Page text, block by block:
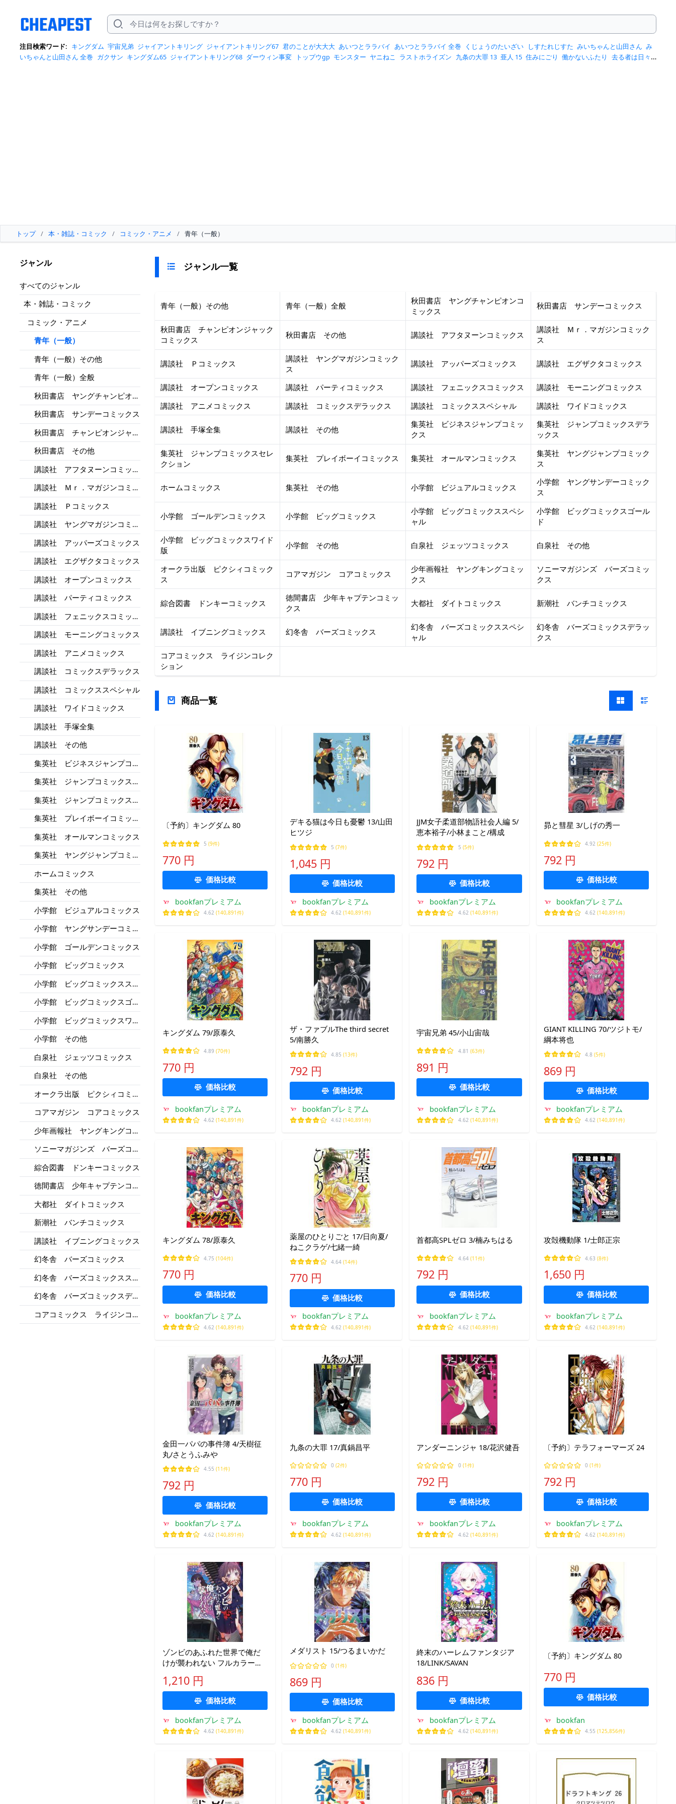
注目検索ワード: キングダム 宇宙兄弟 ジャイアントキリング ジャイアントキリング67 君のことが大大大 あいつとララバイ あいつとララバイ 全巻 くじょうのたいざい しすたれじすた みいちゃんと山田さん み
いちゃんと山田さん 全巻 ガクサン キングダム65 ジャイアントキリング68 ダーウィン事変 トップウgp モンスター ヤニねこ ラストホライズン 九条の大罪 13 亜人 15 住みにごり 働かないふたり
去る者は日々
トップ / 本・雑誌・コミック / コミック・アニメ / 青年（一般）
ジャンル
すべてのジャンル
本・雑誌・コミック
コミック・アニメ
青年（一般）
青年（一般）その他
青年（一般）全般
秋田書店 ヤングチャンピオン
コミックス
秋田書店 サンデーコミックス
秋田書店 チャンピオンジャッ
クコミックス
秋田書店 その他
講談社 アフタヌーンコミック
ス
講談社 Ｍｒ．マガジンコミッ
クス
講談社 Ｐコミックス
講談社 ヤングマガジンコミッ
クス
講談社 アッパーズコミックス
講談社 エグザクタコミックス
講談社 オープンコミックス
講談社 パーティコミックス
講談社 フェニックスコミック
ス
講談社 モーニングコミックス
講談社 アニメコミックス
講談社 コミックスデラックス
講談社 コミックススペシャル
講談社 ワイドコミックス
講談社 手塚全集
講談社 その他
集英社 ビジネスジャンプコミ
ックス
集英社 ジャンプコミックスデ
ラックス
集英社 ジャンプコミックスセ
レクション
集英社 プレイボーイコミック
ス
集英社 オールマンコミックス
集英社 ヤングジャンプコミッ
クス
ホームコミックス
集英社 その他
小学館 ビジュアルコミックス
小学館 ヤングサンデーコミッ
クス
小学館 ゴールデンコミックス
小学館 ビッグコミックス
小学館 ビッグコミックススペ
シャル
小学館 ビッグコミックスゴー
ルド
小学館 ビッグコミックスワイ
ド版
小学館 その他
白泉社 ジェッツコミックス
白泉社 その他
オークラ出版 ピクシィコミッ
クス
コアマガジン コアコミックス
少年画報社 ヤングキングコミ
ックス
ソニーマガジンズ バーズコミ
ックス
綜合図書 ドンキーコミックス
徳間書店 少年キャプテンコミ
ックス
大都社 ダイトコミックス
新潮社 バンチコミックス
講談社 イブニングコミックス
幻冬舎 バーズコミックス
幻冬舎 バーズコミックススペ
シャル
幻冬舎 バーズコミックスデラ
ックス
コアコミックス ライジンコレ
クション
ジャンル一覧
青年（一般）その他 青年（一般）全般
秋田書店 ヤングチャンピオンコ
ミックス
秋田書店 サンデーコミックス
秋田書店 チャンピオンジャック
コミックス
秋田書店 その他 講談社 アフタヌーンコミックス
講談社 Ｍｒ．マガジンコミック
ス
講談社 Ｐコミックス
講談社 ヤングマガジンコミック
ス
講談社 アッパーズコミックス 講談社 エグザクタコミックス
講談社 オープンコミックス 講談社 パーティコミックス 講談社 フェニックスコミックス
講談社 モーニングコミックス
講談社 アニメコミックス
講談社 コミックスデラックス 講談社 コミックススペシャル 講談社 ワイドコミックス
講談社 手塚全集 講談社 その他
集英社 ビジネスジャンプコミッ
クス
集英社 ジャンプコミックスデラ
ックス
集英社 ジャンプコミックスセレ
クション
集英社 プレイボーイコミックス 集英社 オールマンコミックス
集英社 ヤングジャンプコミック
ス
ホームコミックス 集英社 その他 小学館 ビジュアルコミックス
小学館 ヤングサンデーコミック
ス
小学館 ゴールデンコミックス 小学館 ビッグコミックス
小学館 ビッグコミックススペシ
ャル
小学館 ビッグコミックスゴール
ド
小学館 ビッグコミックスワイド
版
小学館 その他 白泉社 ジェッツコミックス 白泉社 その他
オークラ出版 ピクシィコミック
ス
コアマガジン コアコミックス
少年画報社 ヤングキングコミッ
クス
ソニーマガジンズ バーズコミッ
クス
綜合図書 ドンキーコミックス
徳間書店 少年キャプテンコミッ
クス
大都社 ダイトコミックス 新潮社 バンチコミックス
講談社 イブニングコミックス 幻冬舎 バーズコミックス
幻冬舎 バーズコミックススペシ
ャル
幻冬舎 バーズコミックスデラッ
クス
コアコミックス ライジンコレク
ション
商品一覧
〔予約〕キングダム 80
5 (9件)
770 円
価格比較
bookfanプレミアム
4.62 (140,891件)
デキる猫は今日も憂鬱 13/山田
ヒツジ
5 (7件)
1,045 円
価格比較
bookfanプレミアム
4.62 (140,891件)
JJM女子柔道部物語社会人編 5/
恵本裕子/小林まこと/構成
5 (5件)
792 円
価格比較
bookfanプレミアム
4.62 (140,891件)
昴と彗星 3/しげの秀一
4.92 (25件)
792 円
価格比較
bookfanプレミアム
4.62 (140,891件)
キングダム 79/原泰久
4.89 (70件)
770 円
価格比較
bookfanプレミアム
4.62 (140,891件)
ザ・ファブルThe third secret
5/南勝久
4.85 (13件)
792 円
価格比較
bookfanプレミアム
4.62 (140,891件)
宇宙兄弟 45/小山宙哉
4.81 (63件)
891 円
価格比較
bookfanプレミアム
4.62 (140,891件)
GIANT KILLING 70/ツジトモ/
綱本将也
4.8 (5件)
869 円
価格比較
bookfanプレミアム
4.62 (140,891件)
キングダム 78/原泰久
4.75 (104件)
770 円
価格比較
bookfanプレミアム
4.62 (140,891件)
薬屋のひとりごと 17/日向夏/
ねこクラゲ/七緒一綺
4.64(14件)
770 円
価格比較
bookfanプレミアム
4.62 (140,891件)
首都高SPLゼロ 3/楠みちはる
4.64(11件)
792 円
価格比較
bookfanプレミアム
4.62 (140,891件)
攻殻機動隊 1/士郎正宗
4.63 (8件)
1,650 円
価格比較
bookfanプレミアム
4.62 (140,891件)
金田一パパの事件簿 4/天樹征
丸/さとうふみや
4.55 (11件)
792 円
価格比較
bookfanプレミアム
4.62 (140,891件)
九条の大罪 17/真鍋昌平
0 (2件)
770 円
価格比較
bookfanプレミアム
4.62 (140,891件)
アンダーニンジャ 18/花沢健吾
0 (1件)
792 円
価格比較
bookfanプレミアム
4.62 (140,891件)
〔予約〕テラフォーマーズ 24
0 (1件)
792 円
価格比較
bookfanプレミアム
4.62 (140,891件)
ゾンビのあふれた世界で俺だ
けが襲われない フルカラーコ
ろ
1,210 円
価格比較
bookfanプレミアム
4.62 (140,891件)
メダリスト 15/つるまいかだ
0 (1件)
869 円
価格比較
bookfanプレミアム
4.62 (140,891件)
終末のハーレムファンタジア
18/LINK/SAVAN
836 円
価格比較
bookfanプレミアム
4.62 (140,891件)
〔予約〕キングダム 80
770 円
価格比較
bookfan
4.55 (125,856件)